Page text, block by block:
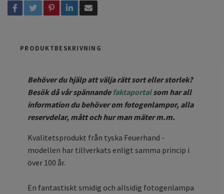
PRODUKTBESKRIVNING
Behöver du hjälp att välja rätt sort eller storlek?
Besök då vår spännande faktaportalsom har all
information du behöver om fotogenlampor, alla
reservdelar, mått och hur man mäter m.m.
Kvalitetsprodukt från tyska Feuerhand -
modellen har tillverkats enligt samma princip i
över 100 år.
En fantastiskt smidig och allsidig fotogenlampa